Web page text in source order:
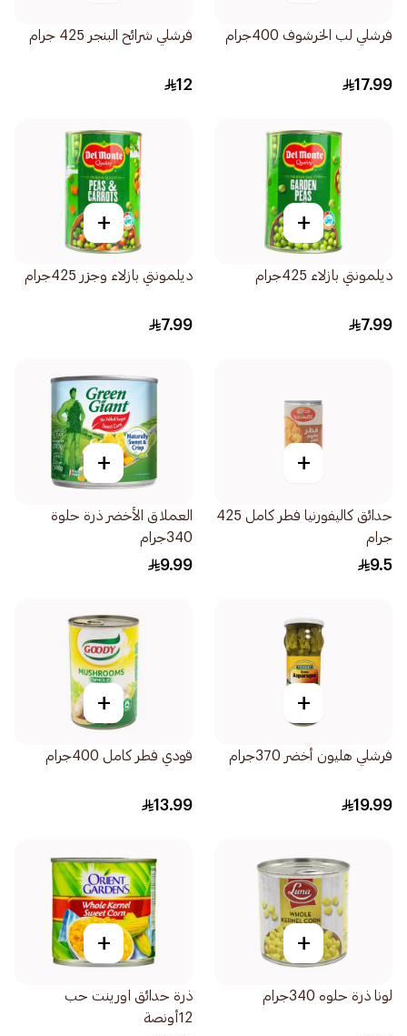
فرشلي لب الخرشوف 400جرام
17.99
فرشلي شرائح البنجر 425 جرام
12
+
ديلمونتي بازلاء 425جرام
7.99
+
ديلمونتي بازلاء وجزر 425جرام
7.99
+
حدائق كاليفورنيا فطر كامل 425
جرام
9.5
+
العملاق الأخضر ذرة حلوة
340جرام
9.99
+
فرشلي هليون أخضر 370جرام
19.99
+
قودي فطر كامل 400جرام
13.99
+
لونا ذرة حلوه 340جرام
+
ذرة حدائق اورينت حب
12أونصة